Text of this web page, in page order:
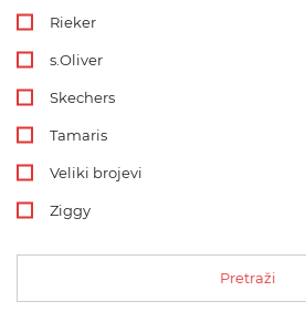
Rieker
s.Oliver
Skechers
Tamaris
Veliki brojevi
Ziggy
Pretraži